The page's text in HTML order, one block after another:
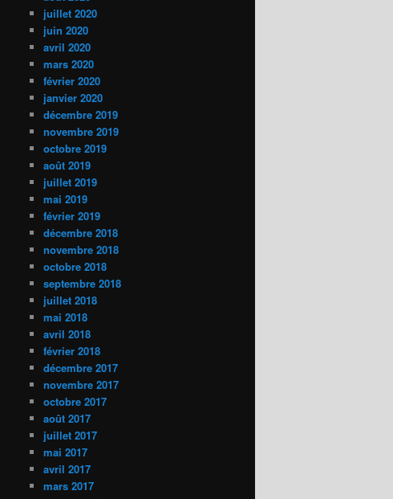
juillet 2020
juin 2020
avril 2020
mars 2020
février 2020
janvier 2020
décembre 2019
novembre 2019
octobre 2019
août 2019
juillet 2019
mai 2019
février 2019
décembre 2018
novembre 2018
octobre 2018
septembre 2018
juillet 2018
mai 2018
avril 2018
février 2018
décembre 2017
novembre 2017
octobre 2017
août 2017
juillet 2017
mai 2017
avril 2017
mars 2017